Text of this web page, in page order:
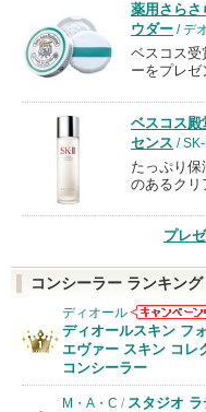
薬用さらさ
ウダー / デ
ベスコス受
ーをプレゼ
ベスコス殿
センス / SK-II
たっぷり
のあるクリ
プレ
コンシーラー ランキング
ディオール
ディオール
のお知らせが
ります
ディオールスキン フ
エヴァー スキン コレ
コンシーラー
M・A・C / スタジオ ラ